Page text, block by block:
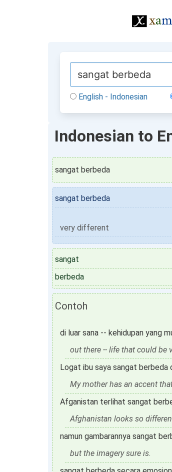
English - Indonesian
Indonesian to
sangat berbeda
sangat berbeda
very different
sangat
berbeda
Contoh
di luar sana -- kehidupan yang
out there -- life that could be
Logat ibu saya sangat berbeda
My mother has an accent
Afganistan terlihat sangat
Afghanistan looks so
namun gambarannya sangat
but the imagery sure is.